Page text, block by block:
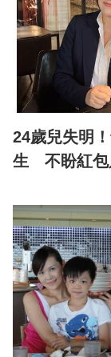
24歲兒失明
生 不盼紅包